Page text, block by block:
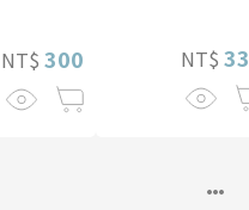
NT$ 300 NT$